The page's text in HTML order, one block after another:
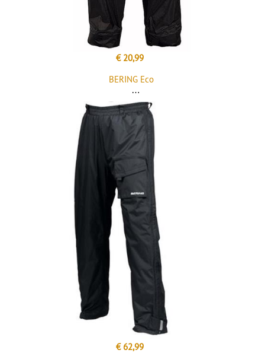
€ 20,99
BERING Eco
€ 62,99